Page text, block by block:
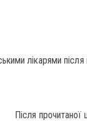
лікарями після
Після прочитаної